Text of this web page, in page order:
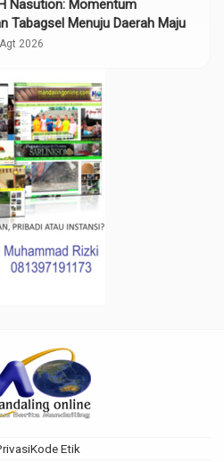
Nasution: Momentum
Tabagsel Menuju Daerah Maju
2026
Kode Etik